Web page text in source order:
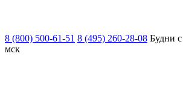
8 (800) 500-61-51 8 (495) 260-28-08 Будни
мск